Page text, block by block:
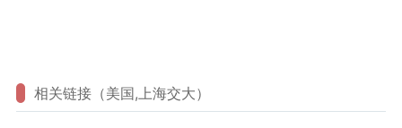
相关链接（美国,上海交大）